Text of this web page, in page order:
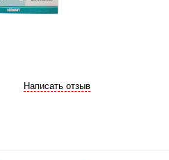
Написать отзыв